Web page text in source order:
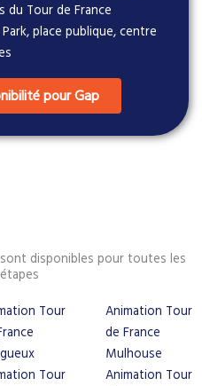
du Tour de France
place publique, centre
pour Gap
disponibles pour toutes les
Tour
Tour
Animation Tour
de France
Mulhouse
Animation Tour